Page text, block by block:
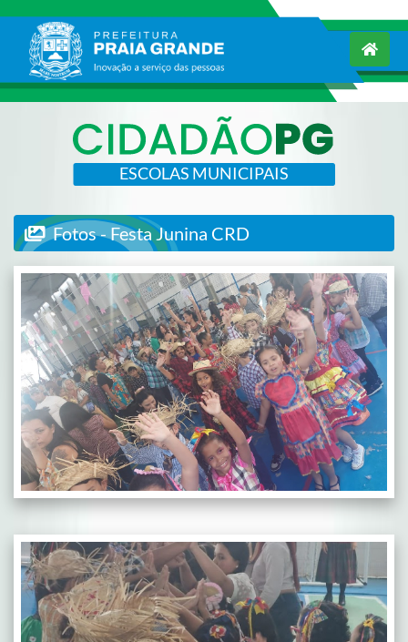
ESCOLAS MUNICIPAIS
Fotos - Festa Junina CRD